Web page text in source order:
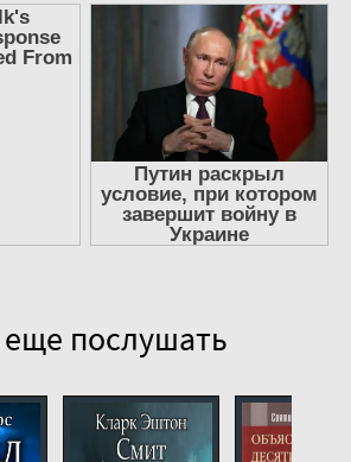
послушать